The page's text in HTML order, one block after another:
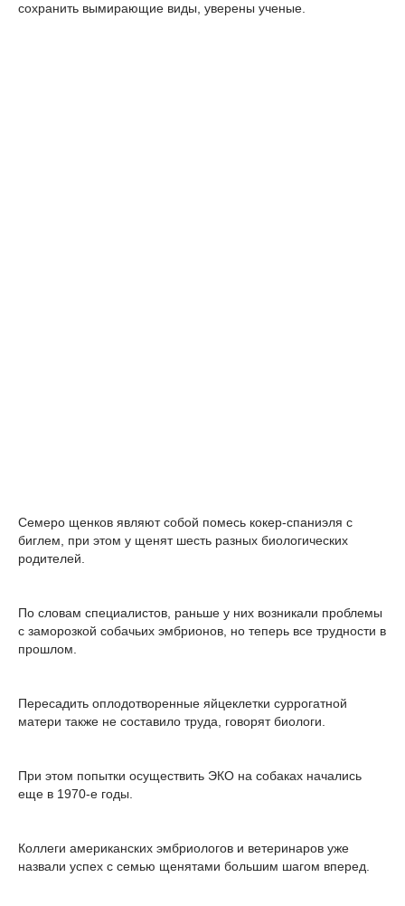
сохранить вымирающие виды, уверены ученые.
Семеро щенков являют собой помесь кокер-спаниэля с
биглем, при этом у щенят шесть разных биологических
родителей.
По словам специалистов, раньше у них возникали проблемы
с заморозкой собачьих эмбрионов, но теперь все трудности в
прошлом.
Пересадить оплодотворенные яйцеклетки суррогатной
матери также не составило труда, говорят биологи.
При этом попытки осуществить ЭКО на собаках начались
еще в 1970-е годы.
Коллеги американских эмбриологов и ветеринаров уже
назвали успех с семью щенятами большим шагом вперед.